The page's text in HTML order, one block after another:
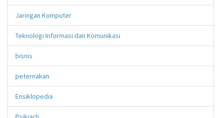
Jaringan Komputer
Teknologi Informasi dan Komunikasi
bisnis
peternakan
Ensiklopedia